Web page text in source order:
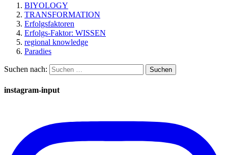
BIYOLOGY
TRANSFORMATION
Erfolgsfaktoren
Erfolgs-Faktor: WISSEN
regional knowledge
Paradies
Suchen nach:
instagram-input